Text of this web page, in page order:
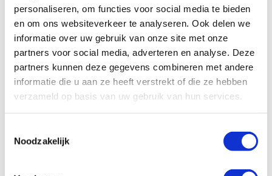
personaliseren, om functies voor social media te bieden
en om ons websiteverkeer te analyseren. Ook delen we
informatie over uw gebruik van onze site met onze
partners voor social media, adverteren en analyse. Deze
partners kunnen deze gegevens combineren met andere
informatie die u aan ze heeft verstrekt of die ze hebben
verzameld op basis van uw gebruik van hun services.
Noodzakelijk